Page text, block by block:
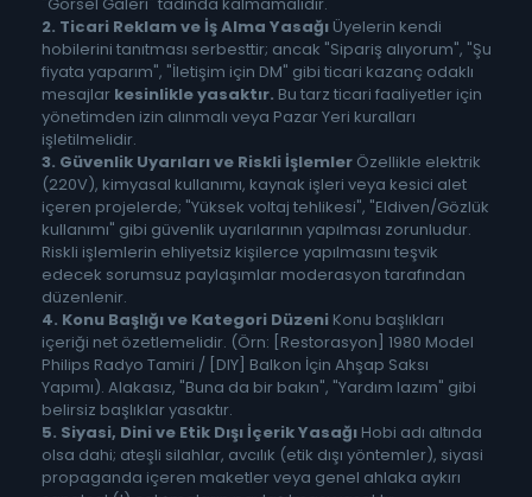
"Görsel Galeri" tadında kalmamalıdır.
2. Ticari Reklam ve İş Alma YasağıÜyelerin kendi
hobilerini tanıtması serbesttir; ancak "Sipariş alıyorum", "Şu
fiyata yaparım", "İletişim için DM" gibi ticari kazanç odaklı
mesajlar kesinlikle yasaktır. Bu tarz ticari faaliyetler için
yönetimden izin alınmalı veya Pazar Yeri kuralları
işletilmelidir.
3. Güvenlik Uyarıları ve Riskli İşlemlerÖzellikle elektrik
(220V), kimyasal kullanımı, kaynak işleri veya kesici alet
içeren projelerde; "Yüksek voltaj tehlikesi", "Eldiven/Gözlük
kullanımı" gibi güvenlik uyarılarının yapılması zorunludur.
Riskli işlemlerin ehliyetsiz kişilerce yapılmasını teşvik
edecek sorumsuz paylaşımlar moderasyon tarafından
düzenlenir.
4. Konu Başlığı ve Kategori DüzeniKonu başlıkları
içeriği net özetlemelidir. (Örn: [Restorasyon] 1980 Model
Philips Radyo Tamiri / [DIY] Balkon İçin Ahşap Saksı
Yapımı). Alakasız, "Buna da bir bakın", "Yardım lazım" gibi
belirsiz başlıklar yasaktır.
5. Siyasi, Dini ve Etik Dışı İçerik YasağıHobi adı altında
olsa dahi; ateşli silahlar, avcılık (etik dışı yöntemler), siyasi
propaganda içeren maketler veya genel ahlaka aykırı